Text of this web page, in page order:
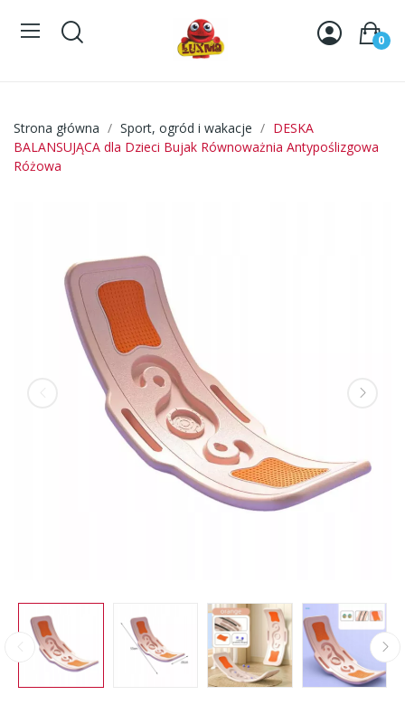
0
Strona główna Sport, ogród i wakacje
DESKA
BALANSUJĄCA dla Dzieci Bujak Równoważnia Antypoślizgowa
Różowa